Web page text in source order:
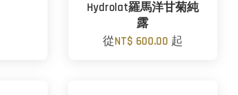
Hydrolat羅馬洋甘菊純
露
從NT$ 600.00 起